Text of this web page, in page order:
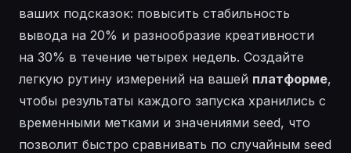
ваших подсказок: повысить стабильность
вывода на 20% и разнообразие креативности
на 30% в течение четырех недель. Создайте
легкую рутину измерений на вашей платформе,
чтобы результаты каждого запуска хранились с
временными метками и значениями seed, что
позволит быстро сравнивать по случайным seed